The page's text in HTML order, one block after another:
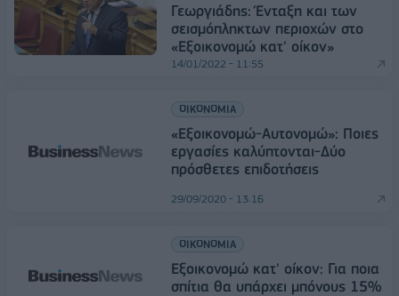
Γεωργιάδης: Ένταξη και των
σεισμόπληκτων περιοχών στο
«Εξοικονομώ κατ' οίκον»
14/01/2022 - 11:55
ΟΙΚΟΝΟΜΙΑ
«Εξοικονομώ-Αυτονομώ»: Ποιες
εργασίες καλύπτονται-Δύο
πρόσθετες επιδοτήσεις
29/09/2020 - 13:16
ΟΙΚΟΝΟΜΙΑ
Εξοικονομώ κατ' οίκον: Για ποια
σπίτια θα υπάρχει μπόνους 15%